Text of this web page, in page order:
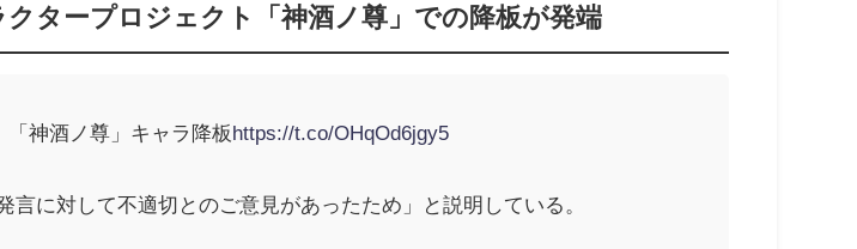
タープロジェクト「神酒ノ尊」での降板が発端
「神酒ノ尊」キャラ降板 https://t.co/OHqOd6jgy5
に対して不適切とのご意見があったため」と説明している。